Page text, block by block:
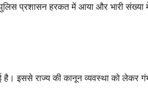
प्रशासन हरकत में आया और भारी
इससे राज्य की कानून व्यवस्था को लेकर